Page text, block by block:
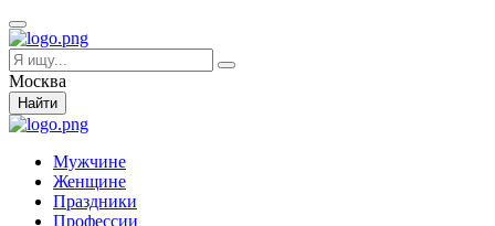
Москва
Найти
Мужчине
Женщине
Праздники
Профессии